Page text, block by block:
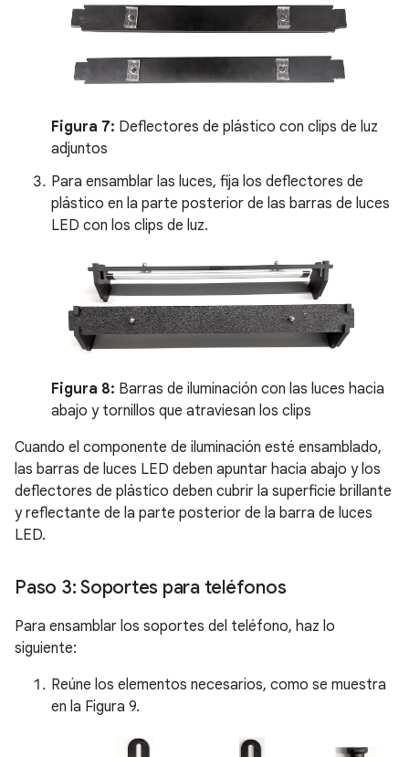
Figura 7: Deflectores de plástico con clips de luz
adjuntos
Para ensamblar las luces, fija los deflectores de
plástico en la parte posterior de las barras de luces
LED con los clips de luz.
Figura 8: Barras de iluminación con las luces hacia
abajo y tornillos que atraviesan los clips
Cuando el componente de iluminación esté ensamblado,
las barras de luces LED deben apuntar hacia abajo y los
deflectores de plástico deben cubrir la superficie brillante
y reflectante de la parte posterior de la barra de luces
LED.
Paso 3: Soportes para teléfonos
Para ensamblar los soportes del teléfono, haz lo
siguiente:
Reúne los elementos necesarios, como se muestra
en la Figura 9.